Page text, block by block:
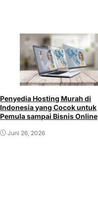
Penyedia Hosting Murah di
Indonesia yang Cocok untuk
Pemula sampai Bisnis Online
Juni 26, 2026